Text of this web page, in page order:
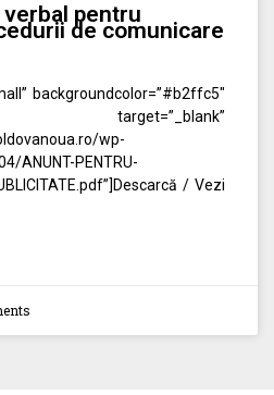
pentru
de comunicare
backgroundcolor=”#b2ffc5″
wp-
ANUNT-PENTRU-
/ Vezi